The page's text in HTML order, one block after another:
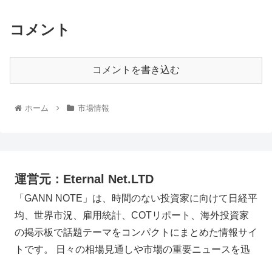
コメント
コメントを書き込む
ホーム 市場情報
運営元：Eternal Net.LTD
「GANN NOTE」は、時間のない投資家に向けて日経平
均、世界市況、雇用統計、COTリポート、海外投資家
の掲示板で話題テーマをコンパクトにまとめた情報サイ
トです。 日々の相場見通しや市場の重要ニュースを迅